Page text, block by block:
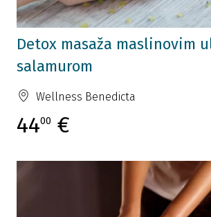
Detox masaža maslinovim
salamurom
Wellness Benedicta
4400 €